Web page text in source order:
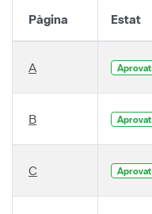
Pàgina Estat
A Aprovat
B Aprovat
C Aprovat